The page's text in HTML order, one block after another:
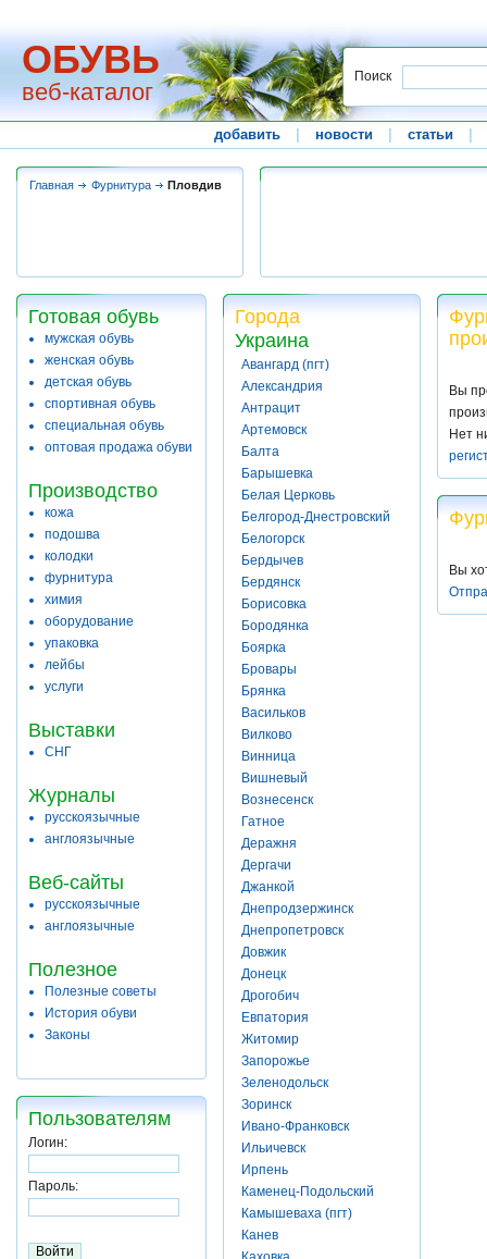
ОБУВЬ
веб-каталог
Поиск
добавить новости статьи
Главная Фурнитура Пловдив
Готовая обувь
мужская обувь
женская обувь
детская обувь
спортивная обувь
специальная обувь
оптовая продажа обуви
Производство
кожа
подошва
колодки
фурнитура
химия
оборудование
упаковка
лейбы
услуги
Выставки
СНГ
Журналы
русскоязычные
англоязычные
Веб-сайты
русскоязычные
англоязычные
Полезное
Полезные советы
История обуви
Законы
Пользователям
Логин:
Пароль:
Города
Украина
Авангард (пгт)
Александрия
Антрацит
Артемовск
Балта
Барышевка
Белая Церковь
Белгород-Днестровский
Белогорск
Бердычев
Бердянск
Борисовка
Бородянка
Боярка
Бровары
Брянка
Васильков
Вилково
Винница
Вишневый
Вознесенск
Гатное
Деражня
Дергачи
Джанкой
Днепродзержинск
Днепропетровск
Довжик
Донецк
Дрогобич
Евпатория
Житомир
Запорожье
Зеленодольск
Зоринск
Ивано-Франковск
Ильичевск
Ирпень
Каменец-Подольский
Камышеваха (пгт)
Канев
Вы
Нет
Вы